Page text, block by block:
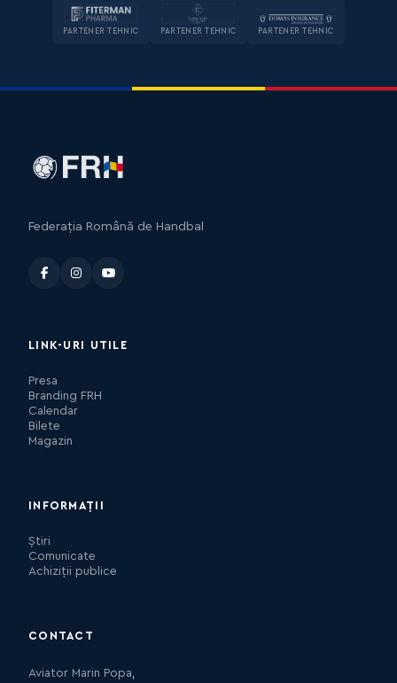
PARTENER TEHNIC PARTENER TEHNIC PARTENER TEHNIC
Federația Română de Handbal
LINK-URI UTILE
Presa
Branding FRH
Calendar
Bilete
Magazin
INFORMAȚII
Știri
Comunicate
Achiziții publice
CONTACT
Aviator Marin Popa,